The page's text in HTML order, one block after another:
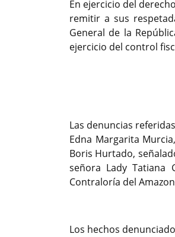
En ejercicio del
remitir a sus
General de la
ejercicio del control
Las denuncias
Edna Margarita
Boris Hurtado,
señora Lady Tatiana
Contraloría del
Los hechos